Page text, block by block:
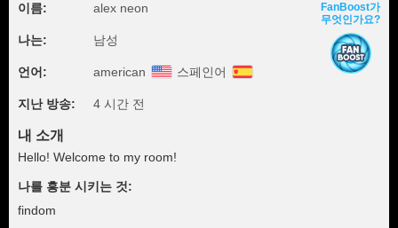
이름: alex neon
나는: 남성
언어: american 스페인어
지난 방송: 4 시간 전
FanBoost가
무엇인가요?
내 소개
Hello! Welcome to my room!
나를 흥분 시키는 것:
findom